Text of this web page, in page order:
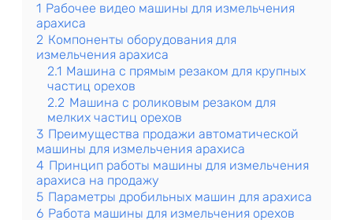
1 Рабочее видео машины для измельчения
арахиса
2 Компоненты оборудования для
измельчения арахиса
2.1 Машина с прямым резаком для крупных
частиц орехов
2.2 Машина с роликовым резаком для
мелких частиц орехов
3 Преимущества продажи автоматической
машины для измельчения арахиса
4 Принцип работы машины для измельчения
арахиса на продажу
5 Параметры дробильных машин для арахиса
6 Работа машины для измельчения орехов